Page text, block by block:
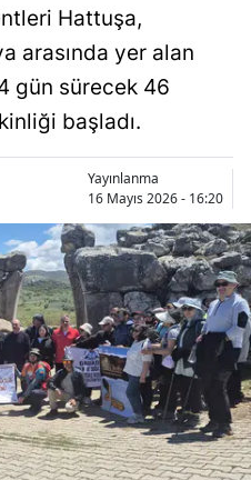
Aydın
Balıkesir
Bilecik
Bingöl
Bitlis
Bolu
Burdur
Bursa
Çanakkale
Çankırı
Hattuşa,
arasında yer alan
gün sürecek 46
başladı.
Yayınlanma
16 Mayıs 2026 - 16:20